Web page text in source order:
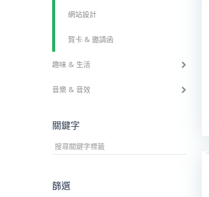
網站設計
賀卡 & 邀請函
趣味 & 生活
音樂 & 音效
關鍵字
篩選